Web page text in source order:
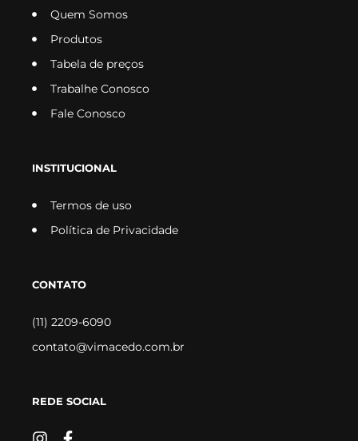
Quem Somos
Produtos
Tabela de preços
Trabalhe Conosco
Fale Conosco
INSTITUCIONAL
Termos de uso
Política de Privacidade
CONTATO
(11) 2209-6090
contato@vimacedo.com.br
REDE SOCIAL